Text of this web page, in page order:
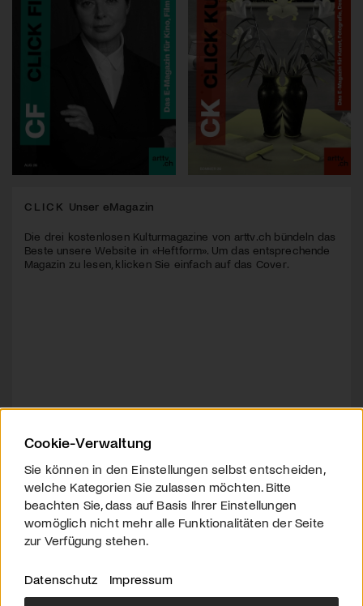
CLICK Unser eMagazin
Die drei kostenlosen Kulturmagazine von arttv.ch bündeln das
Beste unsere Website in «Heftform». Um das entsprechende
Magazin zu lesen, klicken Sie einfach auf das Cover.
Cookie-Verwaltung
Sie können in den Einstellungen selbst entscheiden,
welche Kategorien Sie zulassen möchten. Bitte
beachten Sie, dass auf Basis Ihrer Einstellungen
womöglich nicht mehr alle Funktionalitäten der Seite
zur Verfügung stehen.
Datenschutz Impressum